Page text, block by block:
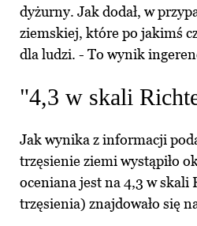
dyżurny. Jak dodał, w
ziemskiej, które po jakimś
dla ludzi. - To wynik
"4,3 w skali
Jak wynika z informacji
trzęsienie ziemi wystąpiło
oceniana jest na 4,3 w
trzęsienia) znajdowało się